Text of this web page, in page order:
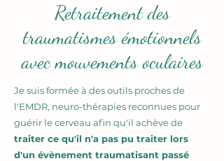
Retraitement des
traumatismes émotionnels
avec mouvements oculaires
Je suis formée à des outils proches de
l'EMDR, neuro-thérapies reconnues pour
guérir le cerveau afin qu'il achève de
traiter ce qu'il n'a pas pu traiter lors
d'un évènement traumatisant passé